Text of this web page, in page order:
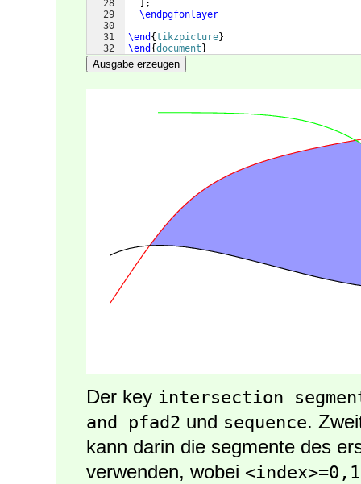
28
29
30
31
32
;
\endpgfonlayer
\end {tikzpicture}
\end {document }
Ausgabe erzeugen
Der key intersection
and pfad2 und sequence.
kann darin die segmente des
verwenden, wobei